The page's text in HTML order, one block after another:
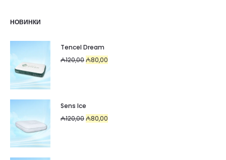
НОВИНКИ
Tencel Dream
₼120,00Первоначальная
₼80,00
Sens Ice
₼120,00Первоначальная
₼80,00